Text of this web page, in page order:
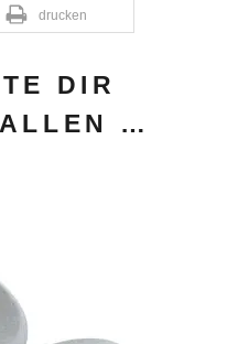
drucken
DIR
…